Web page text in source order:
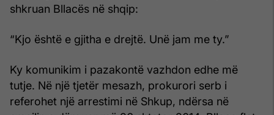
shkruan Bllacës në shqip:
“Kjo është e gjitha e drejtë. Unë jam me ty.”
Ky komunikim i pazakontë vazhdon edhe më
tutje. Në një tjetër mesazh, prokurori serb i
referohet një arrestimi në Shkup, ndërsa në